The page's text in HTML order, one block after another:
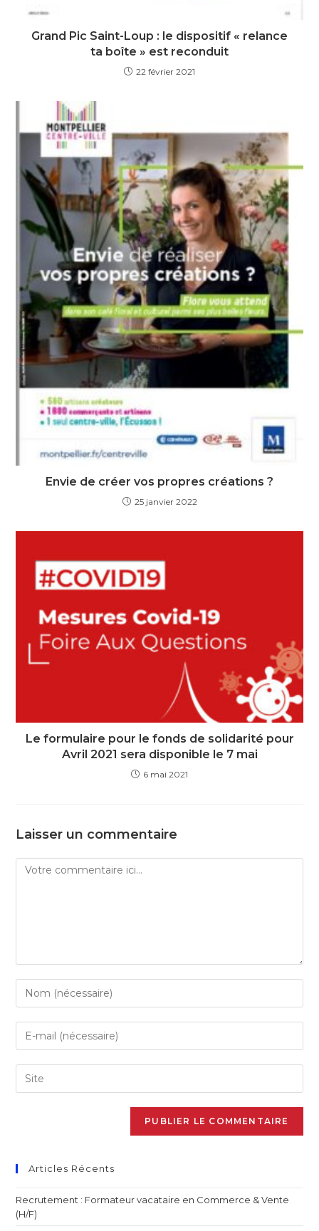
Grand Pic Saint-Loup : le dispositif « relance
ta boîte » est reconduit
22 février 2021
Envie de créer vos propres créations ?
25 janvier 2022
Le formulaire pour le fonds de solidarité pour
Avril 2021 sera disponible le 7 mai
6 mai 2021
Laisser un commentaire
Articles Récents
Recrutement : Formateur vacataire en Commerce & Vente
(H/F)